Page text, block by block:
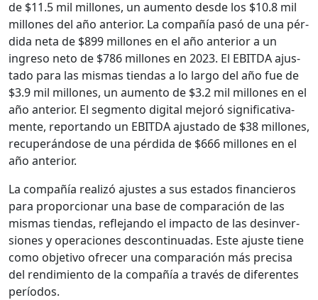
de $11.5 mil mil­lones, un aumen­to des­de los $10.8 mil
mil­lones del año ante­ri­or. La com­pañía pasó de una pér­
di­da neta de $899 mil­lones en el año ante­ri­or a un
ingre­so neto de $786 mil­lones en 2023. El EBITDA ajus­
ta­do para las mis­mas tien­das a lo largo del año fue de
$3.9 mil mil­lones, un aumen­to de $3.2 mil mil­lones en el
año ante­ri­or. El seg­men­to dig­i­tal mejoró sig­ni­fica­ti­va­
mente, repor­tan­do un EBITDA ajus­ta­do de $38 mil­lones,
recu­perán­dose de una pér­di­da de $666 mil­lones en el
año ante­ri­or.
La com­pañía real­izó ajustes a sus esta­dos financieros
para pro­por­cionar una base de com­para­ción de las
mis­mas tien­das, refle­jan­do el impacto de las desin­ver­
siones y opera­ciones descon­tin­u­adas. Este ajuste tiene
como obje­ti­vo ofre­cer una com­para­ción más pre­cisa
del rendimien­to de la com­pañía a través de difer­entes
perío­dos.